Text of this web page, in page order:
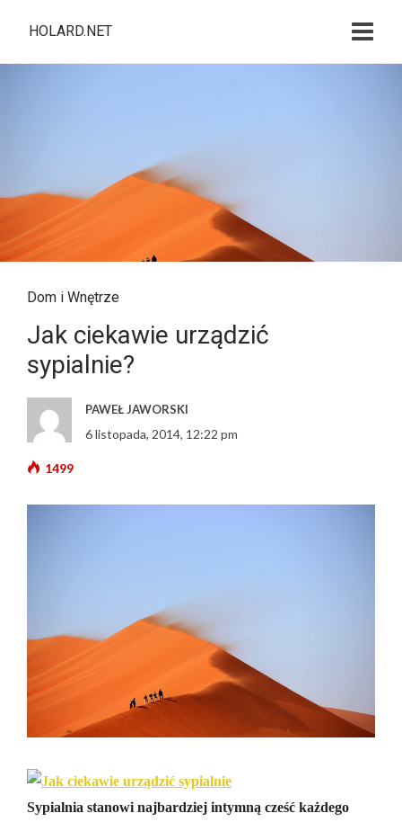
HOLARD.NET
Dom i Wnętrze
Jak ciekawie urządzić
sypialnie?
PAWEŁ JAWORSKI
6 listopada, 2014, 12:22 pm
1499
Sypialnia stanowi najbardziej intymną cześć każdego